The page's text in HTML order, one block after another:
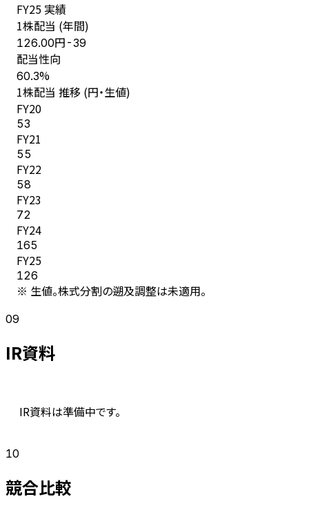
FY25 実績
1株配当 (年間)
126.00円 -39
配当性向
60.3%
1株配当 推移 (円・生値)
FY20
53
FY21
55
FY22
58
FY23
72
FY24
165
FY25
126
※ 生値。株式分割の遡及調整は未適用。
09
IR資料
IR資料は準備中です。
10
競合比較